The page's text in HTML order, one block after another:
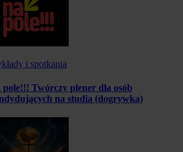
i spotkania
pole!!! Twórczy plener dla osób
na studia (dogrywka)